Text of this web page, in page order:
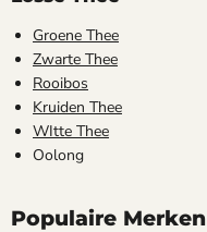
Groene Thee
Zwarte Thee
Rooibos
Kruiden Thee
WItte Thee
Oolong
Populaire Merken